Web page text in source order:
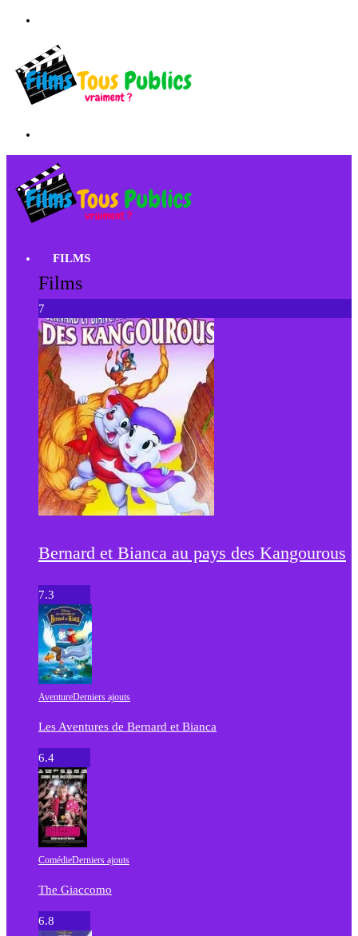
FILMS
Films
7
Bernard et Bianca au pays des Kangourous
7.3
AventureDerniers ajouts
Les Aventures de Bernard et Bianca
6.4
ComédieDerniers ajouts
The Giaccomo
6.8